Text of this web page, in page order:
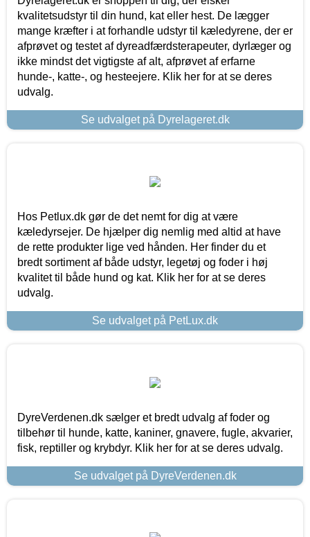
kvalitetsudstyr til din hund, kat eller hest. De lægger
mange kræfter i at forhandle udstyr til kæledyrene, der er
afprøvet og testet af dyreadfærdsterapeuter, dyrlæger og
ikke mindst det vigtigste af alt, afprøvet af erfarne
hunde-, katte-, og hesteejere. Klik her for at se deres
udvalg.
Se udvalget på Dyrelageret.dk
Hos Petlux.dk gør de det nemt for dig at være
kæledyrsejer. De hjælper dig nemlig med altid at have
de rette produkter lige ved hånden. Her finder du et
bredt sortiment af både udstyr, legetøj og foder i høj
kvalitet til både hund og kat. Klik her for at se deres
udvalg.
Se udvalget på PetLux.dk
DyreVerdenen.dk sælger et bredt udvalg af foder og
tilbehør til hunde, katte, kaniner, gnavere, fugle, akvarier,
fisk, reptiller og krybdyr. Klik her for at se deres udvalg.
Se udvalget på DyreVerdenen.dk